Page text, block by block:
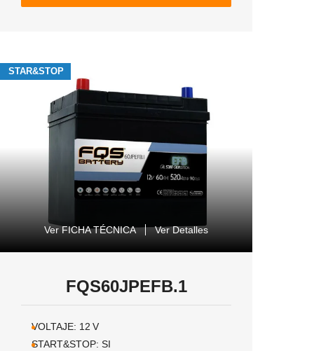
STAR&STOP
Ver FICHA TÉCNICA Ver Detalles
FQS60JPEFB.1
VOLTAJE: 12 V
START&STOP: SI